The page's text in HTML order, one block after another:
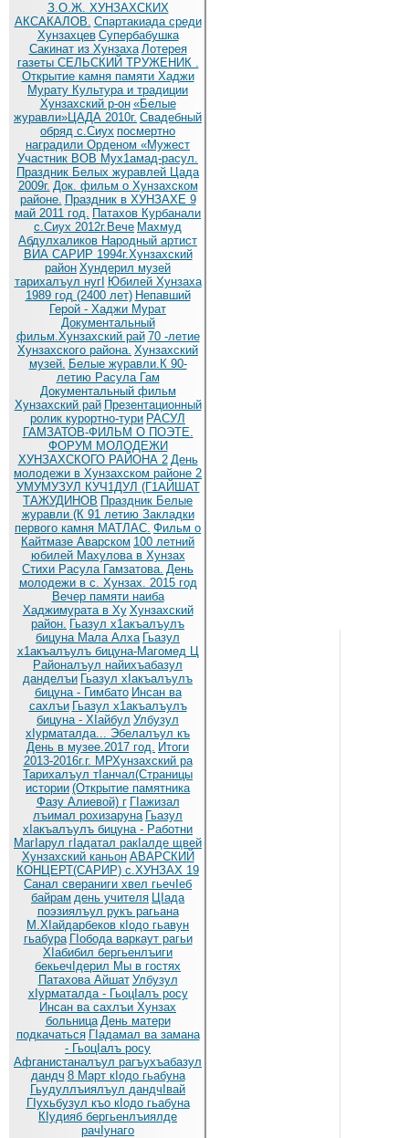
З.О.Ж. ХУНЗАХСКИХ
АКСАКАЛОВ. Спартакиада среди
Хунзахцев Супербабушка
Сакинат из Хунзаха Лотерея
газеты СЕЛЬСКИЙ ТРУЖЕНИК .
Открытие камня памяти Хаджи
Мурату Культура и традиции
Хунзахский р-он «Белые
журавли»ЦАДА 2010г. Cвадебный
обряд c.Сиух посмертно
наградили Орденом «Мужест
Участник ВОВ Мух1амад-расул.
Праздник Белых журавлей Цада
2009г. Док. фильм о Хунзахском
районе. Праздник в ХУНЗАХЕ 9
май 2011 год. Патахов Курбанали
с.Сиух 2012г.Вече Махмуд
Абдулхаликов Народный артист
ВИА САРИР 1994г.Хунзахский
район Хундерил музей
тарихалъул нугI Юбилей Хунзаха
1989 год (2400 лет) Непавший
Герой - Хаджи Мурат
Документальный
фильм.Хунзахский рай 70 -летие
Хунзахского района. Хунзахский
музей. Белые журавли.К 90-
летию Расула Гам
Документальный фильм
Хунзахский рай Презентационный
ролик курортно-тури РАСУЛ
ГАМЗАТОВ-ФИЛЬМ О ПОЭТЕ.
ФОРУМ МОЛОДЕЖИ
ХУНЗАХСКОГО РАЙОНА 2 День
молодежи в Хунзахском районе 2
УМУМУЗУЛ КУЧ1ДУЛ (Г1АЙШАТ
ТАЖУДИНОВ Праздник Белые
журавли (К 91 летию Закладки
первого камня МАТЛАС. Фильм о
Кайтмазе Аварском 100 летний
юбилей Махулова в Хунзах
Стихи Расула Гамзатова. День
молодежи в с. Хунзах. 2015 год
Вечер памяти наиба
Хаджимурата в Ху Хунзахский
район. Гьазул х1акъалъулъ
бицуна Мала Алха Гьазул
х1акъалъулъ бицуна-Магомед Ц
Районалъул найихъабазул
данделъи Гьазул хIакъалъулъ
бицуна - Гимбато Инсан ва
сахлъи Гьазул х1акъалъулъ
бицуна - ХIайбул Улбузул
хIурматалда... Эбелалъул къ
День в музее.2017 год. Итоги
2013-2016г.г. МРХунзахский ра
Тарихалъул тIанчал(Страницы
истории (Открытие памятника
Фазу Алиевой) г ГIажизал
лъимал рохизаруна Гьазул
хIакъалъулъ бицуна - Работни
МагIарул гIадатал ракIалде щвей
Хунзахский каньон АВАРСКИЙ
КОНЦЕРТ(САРИР) с.ХУНЗАХ 19
Санал свераниги хвел гьечIеб
байрам день учителя ЦIада
поэзиялъул рукъ рагьана
М.ХIайдарбеков кIодо гьавун
гьабура ГIобода варкаут рагьи
ХIабибил бергьенлъиги
бекьечIдерил Мы в гостях
Патахова Айшат Улбузул
хIурматалда - ГьоцIалъ росу
Инсан ва сахлъи Хунзах
больница День матери
подкачаться ГIадамал ва замана
- ГьоцIалъ росу
Афганистаналъул рагъухъабазул
дандч 8 Март кIодо гьабуна
Гьудуллъиялъул дандчIвай
ГIухьбузул къо кIодо гьабуна
КIудияб бергьенлъиялде
рачIунаго